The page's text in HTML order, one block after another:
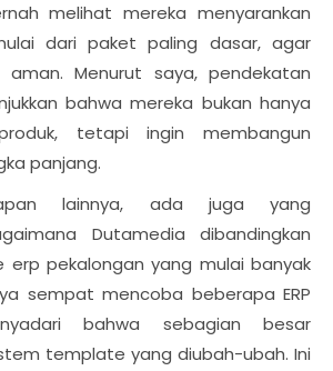
melihat mereka menyarankan
dari paket paling dasar, agar
Menurut saya, pendekatan
bahwa mereka bukan hanya
tetapi ingin membangun
panjang.
lainnya, ada juga yang
Dutamedia dibandingkan
erp pekalongan yang mulai banyak
sempat mencoba beberapa ERP
bahwa sebagian besar
template yang diubah-ubah. Ini